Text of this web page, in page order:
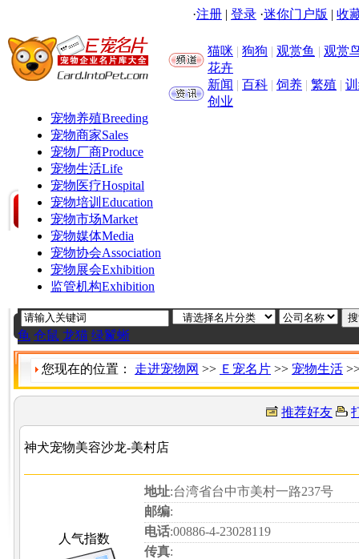
·注册 | 登录 ·迷你门户版 | 收
猫咪 | 狗狗 | 观赏鱼 | 观赏
花卉
新闻 | 百科 | 饲养 | 繁殖 |
创业
宠物养殖Breeding
宠物商家Sales
宠物厂商Produce
宠物生活Life
宠物医疗Hospital
宠物培训 Education
宠物市场Market
宠物媒体Media
宠物协会Association
宠物展会Exhibition
监管机构Exhibition
龟 仓鼠 龙猫 绿鬣蜥
您现在的位置： 走进宠物网 >> Ｅ宠名片 >> 宠物生活
推荐好友
神犬宠物美容沙龙-美村店
人气指数
地址:台湾省台中市美村一路237号
邮编:
电话:00886-4-23028119
传真: